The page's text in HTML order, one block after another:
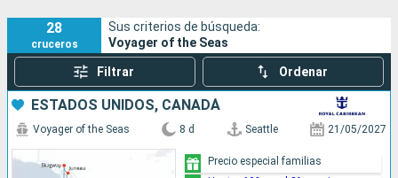
28
cruceros
Sus criterios de búsqueda:
Voyager of the Seas
Filtrar Ordenar
ESTADOS UNIDOS, CANADÁ
Voyager of the Seas 8 d Seattle 21/05/2027
Precio especial familias